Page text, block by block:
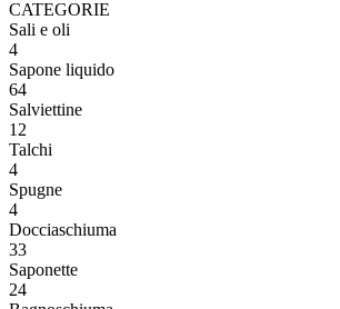
CATEGORIE
Sali e oli
4
Sapone liquido
64
Salviettine
12
Talchi
4
Spugne
4
Docciaschiuma
33
Saponette
24